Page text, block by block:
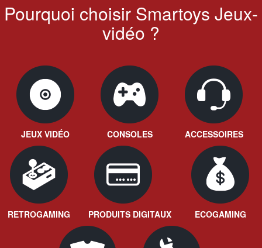
Pourquoi choisir Smartoys Jeux-
vidéo ?
JEUX VIDÉO CONSOLES ACCESSOIRES
RETROGAMING PRODUITS DIGITAUX ECOGAMING